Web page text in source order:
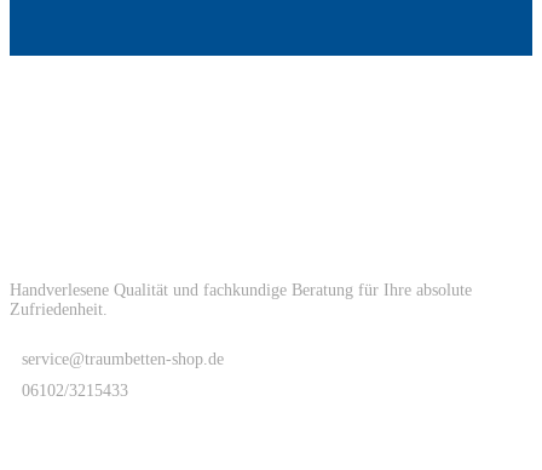
Handverlesene Qualität und fachkundige Beratung für Ihre absolute
Zufriedenheit.
service@traumbetten-shop.de
06102/3215433